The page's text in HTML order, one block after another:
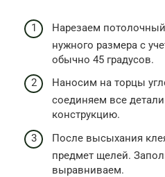
Нарезаем
нужного размера с
обычно 45 градусов.
Наносим на торцы
соединяем все
конструкцию.
После высыхания
предмет щелей.
выравниваем.